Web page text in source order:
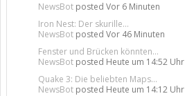
NewsBot posted Vor 6 Minuten
Iron Nest: Der skurille...
NewsBot posted Vor 46 Minuten
Fenster und Brücken könnten...
NewsBot posted Heute um 14:52 Uhr
Quake 3: Die beliebten Maps...
NewsBot posted Heute um 14:12 Uhr